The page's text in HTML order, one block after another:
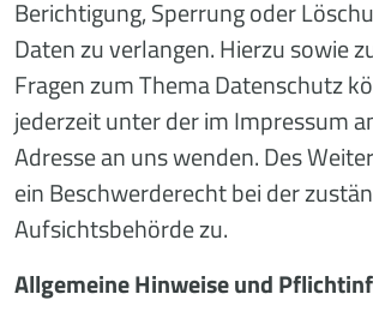
Berichtigung, Sperrung oder
Daten zu verlangen. Hierzu sowie
Fragen zum Thema Datenschutz
jederzeit unter der im Impressum
Adresse an uns wenden. Des
ein Beschwerderecht bei der
Aufsichtsbehörde zu.
Allgemeine Hinweise und